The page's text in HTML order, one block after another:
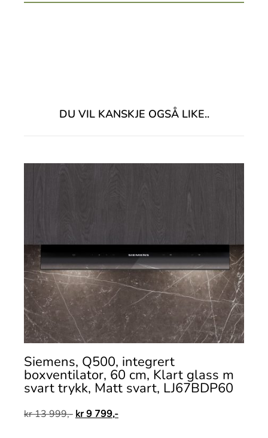
DU VIL KANSKJE OGSÅ LIKE..
Siemens, Q500, integrert
boxventilator, 60 cm, Klart glass m
svart trykk, Matt svart, LJ67BDP60
kr13 999,-kr9 799,-